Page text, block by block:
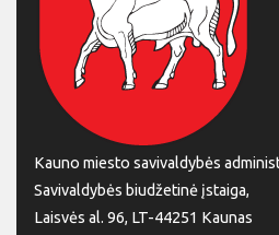
Kauno miesto savivaldybės
Savivaldybės biudžetinė įstaiga,
Laisvės al. 96, LT-44251 Kaunas